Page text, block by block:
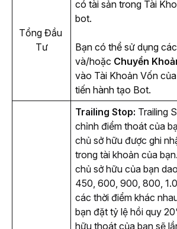
Tổng Đầu
Tư
có tài sản trong Tài
bot.
Bạn có thể sử dụng
và/hoặc Chuyển
vào Tài Khoản Vốn
tiến hành tạo Bot.
Trailing Stop: Trailing
chỉnh điểm thoát của
chủ sở hữu được ghi
trong tài khoản của
chủ sở hữu của bạn
450, 600, 900, 800,
các thời điểm khác
bạn đặt tỷ lệ hồi quy
hữu thoát của bạn sẽ